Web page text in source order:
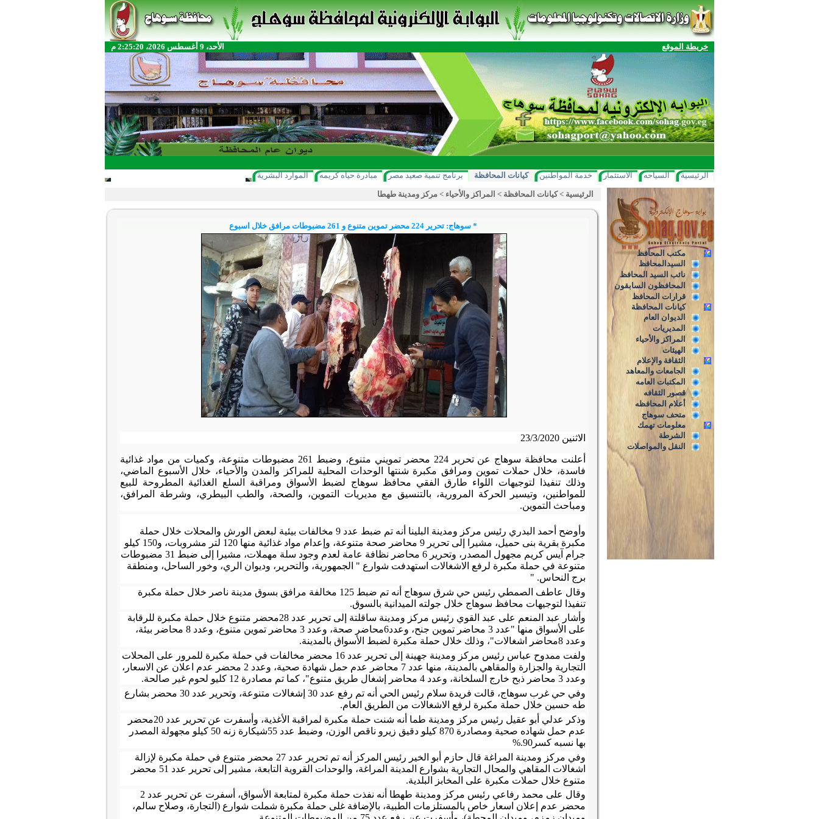
خريطة الموقع الأحد، 9 أغسطس 2026، 2:25:20 م
الرئيسية السياحه الاستثمار خدمة المواطنين كيانات المحافظة برنامج تنمية صعيد مصر مبادرة حياه كريمه الموارد البشرية
مكتب المحافظ
السيدالمحافظ
نائب السيد المحافظ
المحافظون السابقون
قرارات المحافظ
كيانات المحافظة
الديوان العام
المديريات
المراكز والأحياء
الهيئات
الثقافة والإعلام
الجامعات والمعاهد
المكتبات العامه
قصور الثقافه
أعلام المحافظه
متحف سوهاج
معلومات تهمك
الشرطة
النقل والمواصلات
الرئيسية >كيانات المحافظة > المراكز والأحياء > مركز ومدينة طهطا
* سوهاج: تحرير 224 محضر تموين متنوع و 261 مضبوطات مرافق خلال اسبوع
الاثنين 23/3/2020
أعلنت محافظة سوهاج عن تحرير 224 محضر تمويني متنوع، وضبط 261 مضبوطات متنوعة، وكميات من مواد غذائية
فاسدة، خلال حملات تموين ومرافق مكبرة شنتها الوحدات المحلية للمراكز والمدن والأحياء، خلال الأسبوع الماضي،
وذلك تنفيذا لتوجيهات اللواء طارق الفقي محافظ سوهاج لضبط الأسواق ومراقبة السلع الغذائية المطروحة للبيع
للمواطنين، وتيسير الحركة المرورية، بالتنسيق مع مديريات التموين، والصحة، والطب البيطري، وشرطة المرافق،
ومباحث التموين.
وأوضح أحمد البدري رئيس مركز ومدينة البلينا أنه تم ضبط عدد 9 مخالفات بيئية لبعض الورش والمحلات خلال حملة
مكبرة بقرية بنى حميل، مشيرا إلى تحرير 9 محاضر صحة متنوعة، وإعدام مواد غذائية منها 120 لتر مشروبات، و150 كيلو
جرام آيس كريم مجهول المصدر، وتحرير 6 محاضر نظافة عامة لعدم وجود سلة مهملات، مشيرا إلى ضبط 31 مضبوطات
متنوعة في حملة مكبرة لرفع الاشغالات استهدفت شوارع " الجمهورية، والتحرير، وديوان الري، وخور الساحل، ومنطقة
برج النحاس" .
وقال عاطف الصمطي رئيس حي شرق سوهاج أنه تم ضبط 125 مخالفة مرافق بسوق مدينة ناصر خلال حملة مكبرة
تنفيذا لتوجيهات محافظ سوهاج خلال جولته الميدانية بالسوق.
وأشار عبد المنعم على عبد القوي رئيس مركز ومدينة ساقلتة إلى تحرير عدد 28محضر متنوع خلال حملة مكبرة للرقابة
على الأسواق منها "عدد 3 محاضر تموين جنح، وعدد6محاضر صحة، وعدد 3 محاضر تموين متنوع، وعدد 8 محاضر بيئة،
وعدد 8محاضر اشغالات"، وذلك خلال حملة مكبرة لضبط الأسواق بالمدينة
.
ولفت ممدوح عباس رئيس مركز ومدينة جهينة إلى تحرير عدد 16 محضر مخالفات في حملة مكبرة للمرور على المحلات
التجارية والجزارة والمقاهي بالمدينة، منها عدد 7 محاضر عدم حمل شهادة صحية، وعدد 2 محضر عدم اعلان عن الاسعار،
وعدد 3 محاضر ذبح خارج السلخانة، وعدد 4 محاضر إشغال طريق متنوع"، كما تم مصادرة 12 كليو لحوم غير صالحة
.
وفي حي غرب سوهاج، قالت فريدة سلام رئيس الحي أنه تم رفع عدد 30 إشغالات متنوعة، وتحرير عدد 30 محضر بشارع
طه حسين خلال حملة مكبرة لرفع الاشغالات من الطريق العام.
وذكر عدلي أبو عقيل رئيس مركز ومدينة طما أنه شنت حملة مكبرة لمراقبة الأغذية، وأسفرت عن تحرير عدد 20محضر
عدم حمل شهاده صحية ومصادرة 870 كيلو دقيق زيرو ناقص الوزن، وضبط عدد 55شيكارة زنه 50 كيلو مجهولة المصدر
بها نسبه كسر90
%.
وفي مركز ومدينة المراغة قال حازم أبو الخير رئيس المركز أنه تم تحرير عدد 27 محضر متنوع في حملة مكبرة لإزالة
اشغالات المقاهي والمحال التجارية بشوارع المدينة المراغة، والوحدات القروية التابعة، مشير إلى تحرير عدد 51 محضر
متنوع خلال حملات مكبرة على المخابز البلدية.
وقال على محمد رفاعي رئيس مركز ومدينة طهطا أنه نفذت حملة مكبرة لمتابعة الأسواق، أسفرت عن تحرير عدد 2
محضر عدم إعلان اسعار خاص بالمستلزمات الطبية، بالإضافة غلى حملة مكبرة شملت شوارع (التجارة، وصلاح سالم،